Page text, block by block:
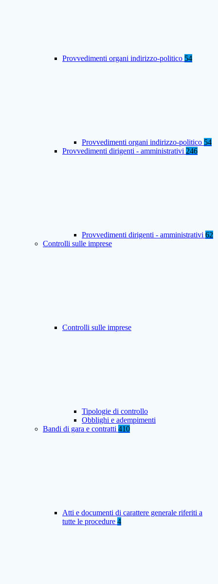
Provvedimenti organi indirizzo-politico 54
Provvedimenti organi indirizzo-politico 54
Provvedimenti dirigenti - amministrativi 246
Provvedimenti dirigenti - amministrativi 62
Controlli sulle imprese
Controlli sulle imprese
Tipologie di controllo
Obblighi e adempimenti
Bandi di gara e contratti 410
Atti e documenti di carattere generale riferiti a
tutte le procedure 4